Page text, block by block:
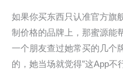
如果你买东西只认准官方旗
制价格的品牌上，那蜜源能
一个朋友查过她常买的几个
的，她当场就觉得”这App不